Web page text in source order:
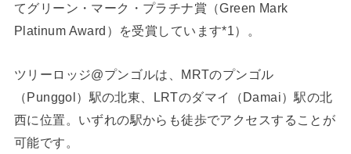
てグリーン・マーク・プラチナ賞（Green Mark
Platinum Award）を受賞しています*1）。
ツリーロッジ@プンゴルは、MRTのプンゴル
（Punggol）駅の北東、LRTのダマイ（Damai）駅の北
西に位置。いずれの駅からも徒歩でアクセスすることが
可能です。